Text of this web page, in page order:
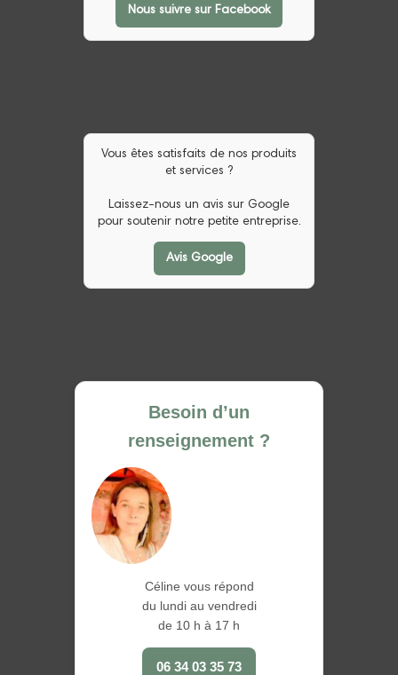
Nous suivre sur Facebook
Vous êtes satisfaits de nos produits
et services ?
Laissez-nous un avis sur Google
pour soutenir notre petite entreprise.
Avis Google
Besoin d’un
renseignement ?
Céline vous répond
du lundi au vendredi
de 10 h à 17 h
06 34 03 35 73